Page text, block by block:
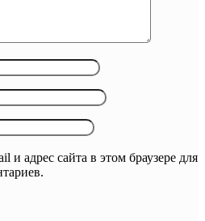
и адрес сайта в этом браузере для